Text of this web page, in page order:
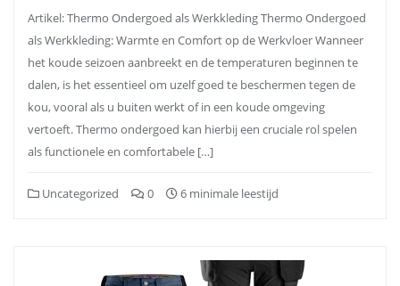
Artikel: Thermo Ondergoed als Werkkleding Thermo Ondergoed
als Werkkleding: Warmte en Comfort op de Werkvloer Wanneer
het koude seizoen aanbreekt en de temperaturen beginnen te
dalen, is het essentieel om uzelf goed te beschermen tegen de
kou, vooral als u buiten werkt of in een koude omgeving
vertoeft. Thermo ondergoed kan hierbij een cruciale rol spelen
als functionele en comfortabele […]
Uncategorized 0 6 minimale leestijd